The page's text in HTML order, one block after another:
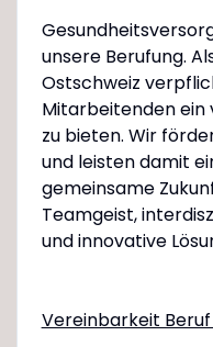
unsere Berufung.
Ostschweiz
Mitarbeitenden ein
zu bieten. Wir
und leisten damit
gemeinsame
Teamgeist,
und innovative
Vereinbarkeit